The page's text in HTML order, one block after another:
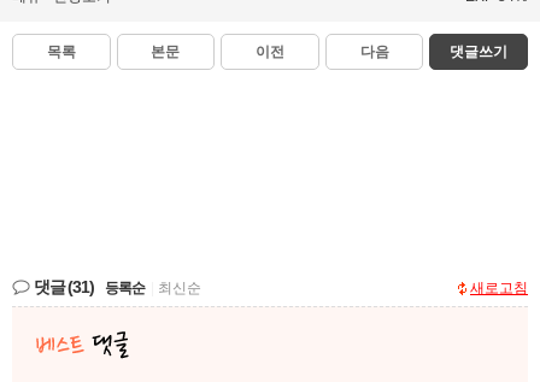
목록 본문 이전 다음 댓글쓰기
댓글(31) 등록순 최신순 새로고침